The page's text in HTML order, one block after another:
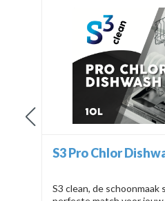
S3 Pro Chlor
S3 clean, de